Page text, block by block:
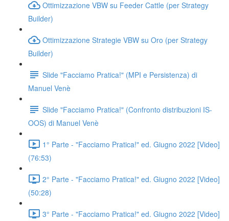
Ottimizzazione VBW su Feeder Cattle (per Strategy
Builder)
Ottimizzazione Strategie VBW su Oro (per Strategy
Builder)
Slide "Facciamo Pratica!" (MPI e Persistenza) di
Manuel Venè
Slide "Facciamo Pratica!" (Confronto distribuzioni IS-
OOS) di Manuel Venè
1° Parte - "Facciamo Pratica!" ed. Giugno 2022 [Video]
(76:53)
2° Parte - "Facciamo Pratica!" ed. Giugno 2022 [Video]
(50:28)
3° Parte - "Facciamo Pratica!" ed. Giugno 2022 [Video]